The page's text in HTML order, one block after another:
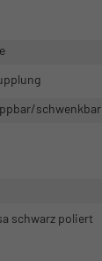
schwenkbar
schwarz poliert